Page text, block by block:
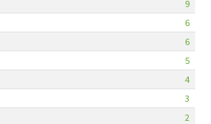
9
6
6
5
4
3
2